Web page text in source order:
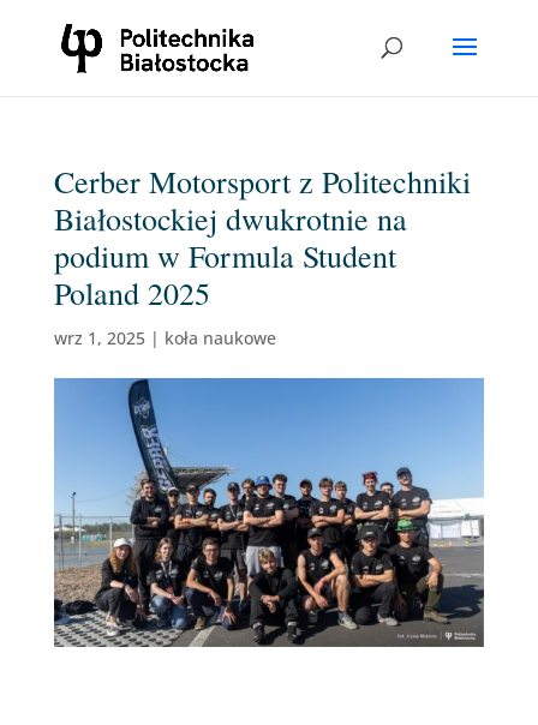
Cerber Motorsport z Politechniki
Białostockiej dwukrotnie na
podium w Formula Student
Poland 2025
wrz 1, 2025| koła naukowe